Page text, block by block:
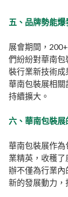
五、品牌勢能
展會期間，
們紛紛對華南
裝行業新技術成
華南包裝展相
持續擴大。
六、華南包裝展
華南包裝展作
業精英，收穫
辦不僅為行業
新的發展動力，